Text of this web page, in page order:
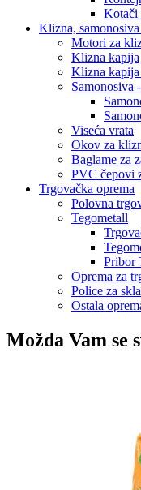
Kotači
Klizna,
Motori za
Klizna kapija
Klizna
Samonosiva
Viseća vrata
Okov za
Baglame za
PVC čepovi
Trgovačka oprema
Polovna
Tegometall
Pribor
Oprema za
Police za
Ostala
Možda Vam se